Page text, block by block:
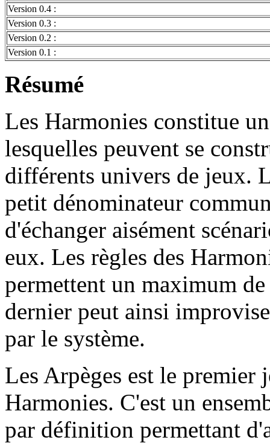
Version 0.4 :
Version 0.3 :
Version 0.2 :
Version 0.1 :
Résumé
Les Harmonies constitue
lesquelles peuvent se
différents univers de jeux.
petit dénominateur
d'échanger aisément
eux. Les règles des
permettent un maximum
dernier peut ainsi
par le système.
Les Arpèges est le premier
Harmonies. C'est un
par définition permettant